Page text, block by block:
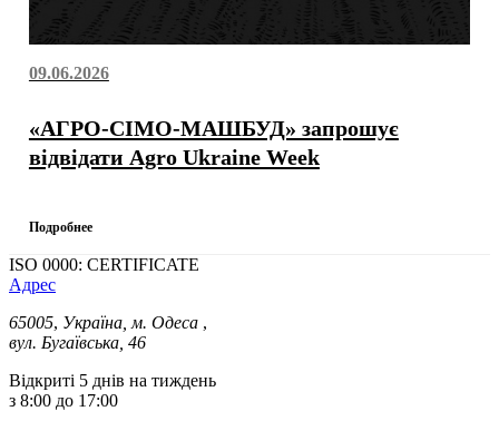
09.06.2026
«АГРО-СІМО-МАШБУД» запрошує
відвідати Agro Ukraine Week
Подробнее
ISO 0000: CERTIFICATE
Адрес
65005, Україна, м. Одеса ,
вул. Бугаївська, 46
Відкриті 5 днів на тиждень
з 8:00 до 17:00